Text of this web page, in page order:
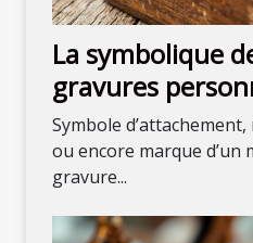
La symbolique
gravures
bijoux
Symbole
ou encore marque d’un
gravure...